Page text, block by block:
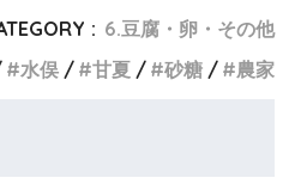
: 6.豆腐・卵・その他
水俣 甘夏 砂糖 農家